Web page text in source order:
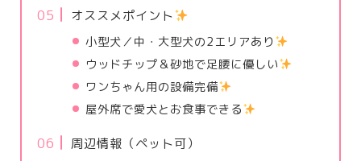
オススメポイント
小型犬／中・大型犬の2エリアあり
ウッドチップ＆砂地で足腰に優しい
ワンちゃん用の設備完備
屋外席で愛犬とお食事できる
周辺情報（ペット可）